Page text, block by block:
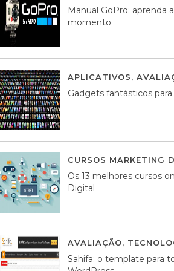
Manual GoPro: aprenda
momento
APLICATIVOS,
Gadgets fantásticos
CURSOS MARKETING
Os 13 melhores cursos
Digital
AVALIAÇÃO,
Sahifa: o template para